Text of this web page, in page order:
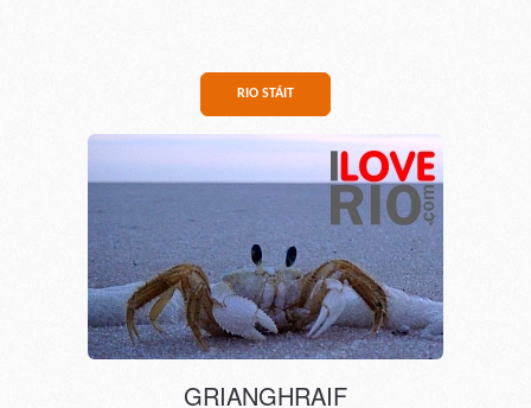
RIO STÁIT
GRIANGHRAIF